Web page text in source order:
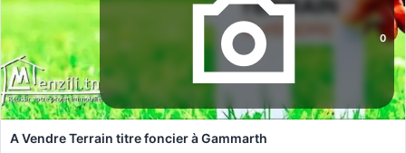
0
A Vendre Terrain titre foncier à Gammarth